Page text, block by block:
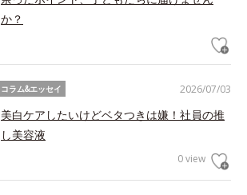
か？
2026/07/03
コラム&エッセイ
美白ケアしたいけどベタつきは嫌！社員の推
し美容液
0 view